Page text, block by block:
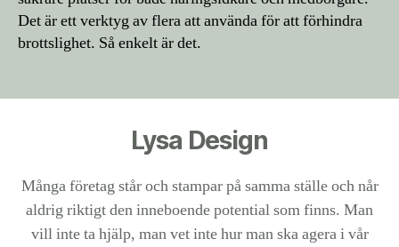
Det är ett verktyg av flera att använda för att förhindra
brottslighet. Så enkelt är det.
Lysa Design
Många företag står och stampar på samma ställe och når
aldrig riktigt den inneboende potential som finns. Man
vill inte ta hjälp, man vet inte hur man ska agera i vår